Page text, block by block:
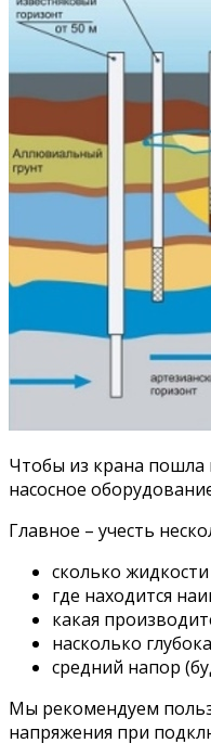
Чтобы из крана пошла
насосное
Главное – учесть
сколько
где находится
какая
насколько
средний напор
Мы рекомендуем
напряжения при